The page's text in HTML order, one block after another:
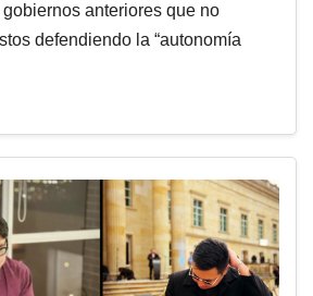
anteriores que no
defendiendo la “autonomía